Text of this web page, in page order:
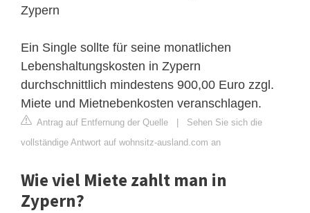
Zypern
Ein Single sollte für seine monatlichen
Lebenshaltungskosten in Zypern
durchschnittlich mindestens 900,00 Euro zzgl.
Miete und Mietnebenkosten veranschlagen.
Antrag auf Entfernung der Quelle
Sehen Sie sich die
vollständige Antwort auf wohnsitz-ausland.com an
Wie viel Miete zahlt man in
Zypern?